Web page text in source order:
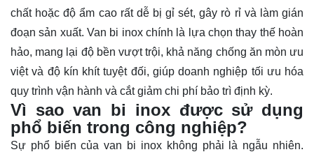
chất hoặc độ ẩm cao rất dễ bị gỉ sét, gây rò rỉ và làm gián
đoạn sản xuất. Van bi inox chính là lựa chọn thay thế hoàn
hảo, mang lại độ bền vượt trội, khả năng chống ăn mòn ưu
việt và độ kín khít tuyệt đối, giúp doanh nghiệp tối ưu hóa
quy trình vận hành và cắt giảm chi phí bảo trì định kỳ.
Vì sao van bi inox được sử dụng
phổ biến trong công nghiệp?
Sự phổ biến của van bi inox không phải là ngẫu nhiên.